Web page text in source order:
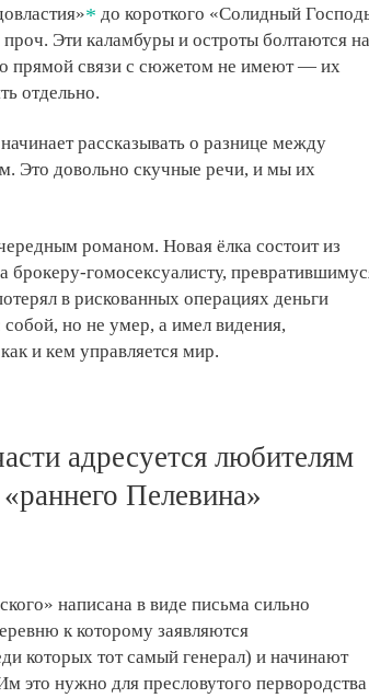
до короткого «Солидный
Эти каламбуры и остроты болтаются на
прямой связи с сюжетом не имеют — их
отдельно.
рассказывать о разнице между
Это довольно скучные речи, и мы их
романом. Новая ёлка состоит из
брокеру-гомосексуалисту,
в рискованных операциях деньги
но не умер, а имел видения,
и кем управляется мир.
адресуется любителям
Пелевина»
написана в виде письма сильно
к которому заявляются
которых тот самый генерал) и начинают
это нужно для пресловутого первородства